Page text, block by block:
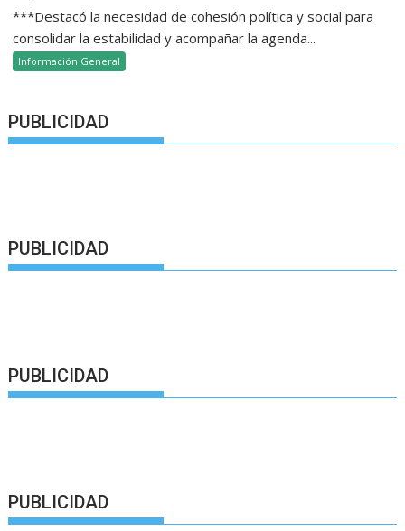
***Destacó la necesidad de cohesión política y social para
consolidar la estabilidad y acompañar la agenda...
Información General
PUBLICIDAD
PUBLICIDAD
PUBLICIDAD
PUBLICIDAD